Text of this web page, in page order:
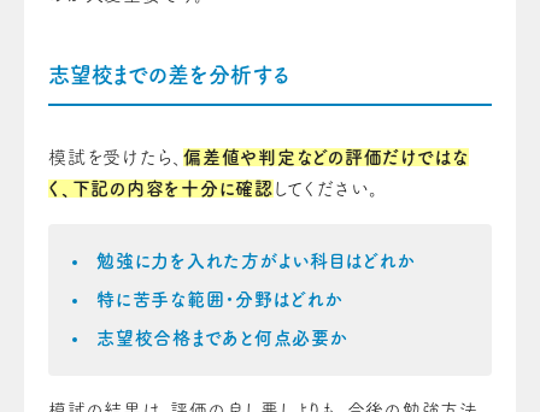
志望校までの差を分析する
模試を受けたら、 偏差値や判定などの評価だけではな
く、下記の内容を十分に確認 してください。
勉強に力を入れた方がよい科目はどれか
特に苦手な範囲・分野はどれか
志望校合格まであと何点必要か